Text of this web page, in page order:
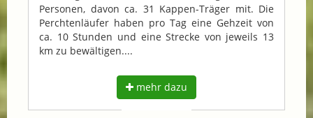
Personen, davon ca. 31 Kappen-Träger mit. Die
Perchtenläufer haben pro Tag eine Gehzeit von
ca. 10 Stunden und eine Strecke von jeweils 13
km zu bewältigen....
mehr dazu